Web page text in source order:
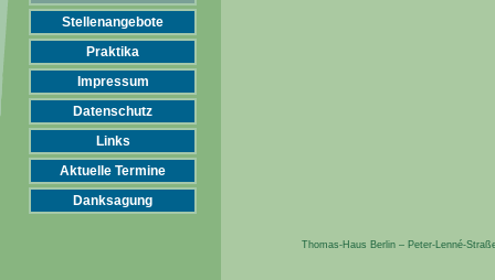
Stellenangebote
Praktika
Impressum
Datenschutz
Links
Aktuelle Termine
Danksagung
Thomas-Haus Berlin – Peter-Lenné-